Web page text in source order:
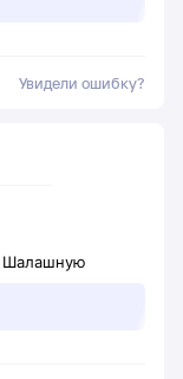
Увидели ошибку?
Шалашную